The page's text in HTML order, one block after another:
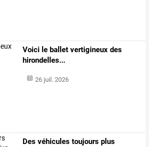
Voici le ballet vertigineux des
hirondelles...
26 juil. 2026
Des véhicules toujours plus